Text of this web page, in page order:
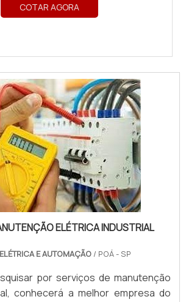
COTAR AGORA
ELÉTRICA INDUSTRIAL
E AUTOMAÇÃO / POÁ - SP
por serviços de manutenção
conhecerá a melhor empresa do